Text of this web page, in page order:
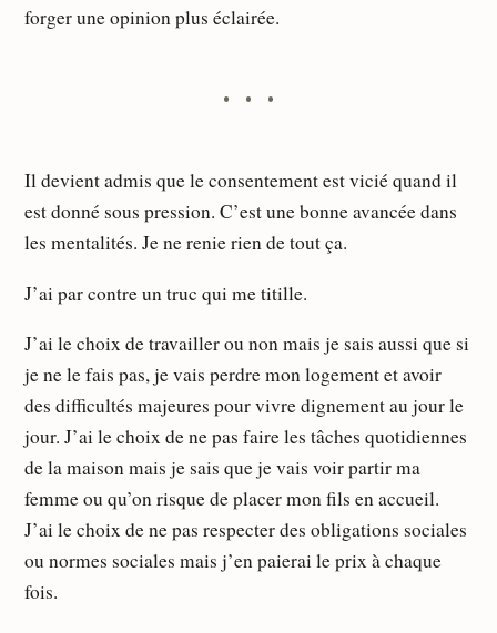
forger une opinion plus éclairée.
Il devient admis que le consentement est vicié quand il
est donné sous pression. C’est une bonne avancée dans
les mentalités. Je ne renie rien de tout ça.
J’ai par contre un truc qui me titille.
J’ai le choix de travailler ou non mais je sais aussi que si
je ne le fais pas, je vais perdre mon logement et avoir
des difficultés majeures pour vivre dignement au jour le
jour. J’ai le choix de ne pas faire les tâches quotidiennes
de la maison mais je sais que je vais voir partir ma
femme ou qu’on risque de placer mon fils en accueil.
J’ai le choix de ne pas respecter des obligations sociales
ou normes sociales mais j’en paierai le prix à chaque
fois.